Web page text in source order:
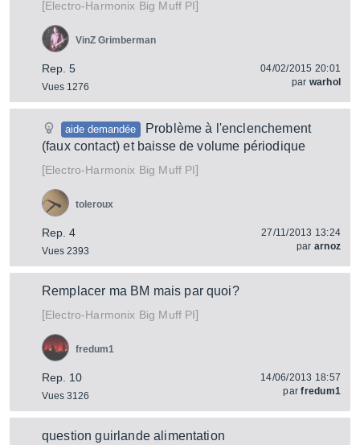
[Electro-Harmonix Big Muff PI]
Rep. 5
Vues 1276
VinZ Grimberman
04/02/2015 20:01
par warhol
aide demandée
Problème à l'enclenchement
(faux contact) et baisse de volume périodique
[Electro-Harmonix Big Muff PI]
Rep. 4
Vues 2393
toleroux
27/11/2013 13:24
par arnoz
Remplacer ma BM mais par quoi?
[Electro-Harmonix Big Muff PI]
Rep. 10
Vues 3126
fredum1
14/06/2013 18:57
parfredum1
question guirlande alimentation